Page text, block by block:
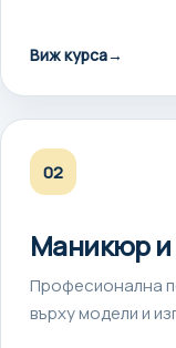
Виж курса→
02
Маникюр
Професионална
върху модели и